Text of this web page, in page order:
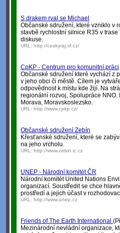
S drakem rval se Michael
Občanské sdružení, které vzniklo v
stavbě rychlostní silnice R35 v
diskuse.
URL: http://ceskyraj.xf.cz/
CpKP - Centrum pro komunitní práci
Občanské sdružení které vychází z
v jeho obci či městě. Cílem je
odpovědnost k místu kde žijí. Na
regionální rozvoj, Spolupráce NNO.
Morava, Moravskoslezsko.
URL: http://www.cpkp.cz/
Občanské sdružení Zebín
Křesťanské sdružení, které se
na jeho vrcholu.
URL: http://www.zebin.ic.cz
UNEP - Národní komitét ČR
Národní komitét United Nations
organizací. Soustředit se chce
prostředí a jejich účast v
URL: http://www.unep.cz
Friends of The Earth International
Mezinárodní nevládní organizace,